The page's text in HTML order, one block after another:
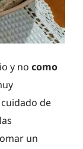
y no como
de
un